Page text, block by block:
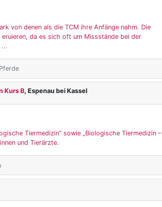
von denen als die TCM ihre Anfänge nahm. Die
da es sich oft um Missstände bei der
...
Kurs B, Espenau bei Kassel
Tiermedizin" sowie „Biologische Tiermedizin –
und Tierärzte.